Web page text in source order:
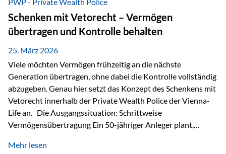
Staatsfinanzierung: Liechtenstein weist keine
Staatsschulden auf, und der Schutz der wirtschaftlichen
Interessen der Bevölkerung ist in der Verfassung verankert.
Besonders hervorzuheben ist hierbei Artikel 14 der
liechtensteinischen Verfassung. Darin…
Schenken mit Vetorecht – Vermögen
übertragen und Kontrolle behalten
25. März 2026
Viele möchten Vermögen frühzeitig an die nächste
Generation übertragen, ohne dabei die Kontrolle vollständig
abzugeben. Genau hier setzt das Konzept des Schenkens mit
Vetorecht innerhalb der Private Wealth Police der Vienna-
Life an. Die Ausgangssituation: Schrittweise
Vermögensübertragung Ein 50-jähriger Anleger plant,
der steuerliche Freibetrag optimal genutzt werden, sondern
Mehr lesen